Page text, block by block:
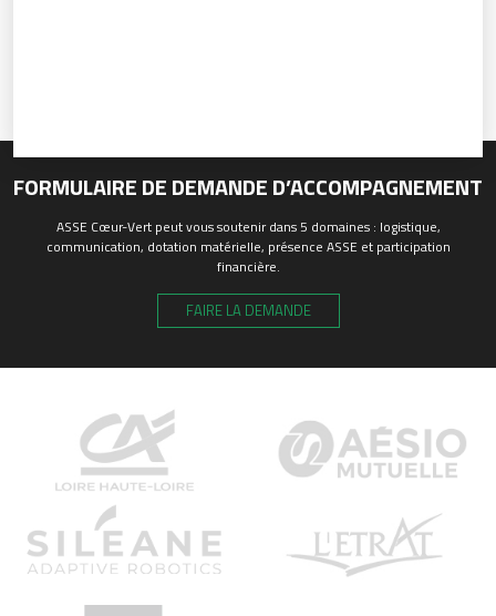
FORMULAIRE DE DEMANDE D’ACCOMPAGNEMENT
ASSE Cœur-Vert peut vous soutenir dans 5 domaines : logistique,
communication, dotation matérielle, présence ASSE et participation
financière.
FAIRE LA DEMANDE